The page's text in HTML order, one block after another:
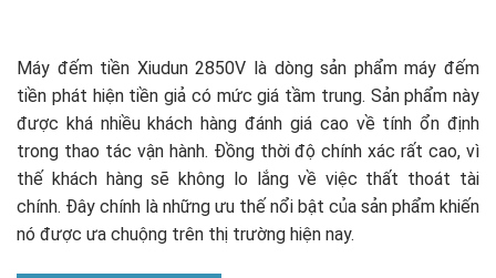
Máy đếm tiền Xiudun 2850V là dòng sản phẩm máy đếm
tiền phát hiện tiền giả có mức giá tầm trung. Sản phẩm này
được khá nhiều khách hàng đánh giá cao về tính ổn định
trong thao tác vận hành. Đồng thời độ chính xác rất cao, vì
thế khách hàng sẽ không lo lắng về việc thất thoát tài
chính. Đây chính là những ưu thế nổi bật của sản phẩm khiến
nó được ưa chuộng trên thị trường hiện nay.